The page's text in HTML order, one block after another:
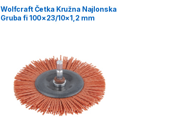
Wolfcraft Četka Kružna Najlonska
Gruba fi 100×23/10×1,2 mm